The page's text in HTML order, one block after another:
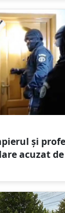
și
acuzat
minor